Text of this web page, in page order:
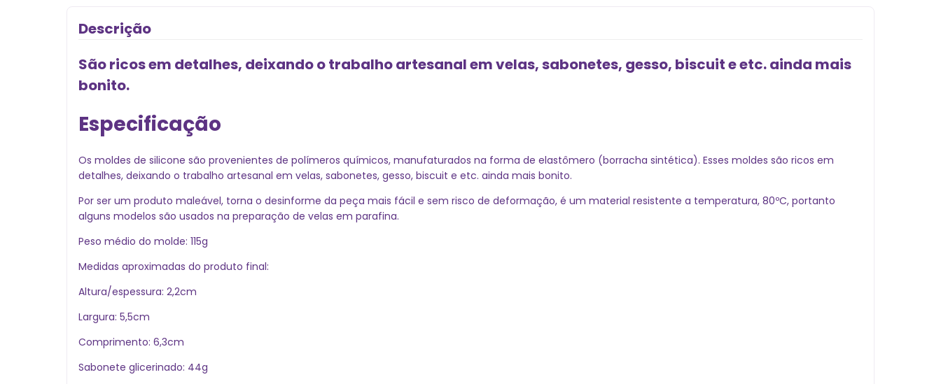
Descrição
São ricos em detalhes, deixando o trabalho artesanal em velas, sabonetes, gesso, biscuit e etc. ainda mais
bonito.
Especificação
Os moldes de silicone são provenientes de polímeros químicos, manufaturados na forma de elastômero (borracha sintética). Esses moldes são ricos em
detalhes, deixando o trabalho artesanal em velas, sabonetes, gesso, biscuit e etc. ainda mais bonito.
Por ser um produto maleável, torna o desinforme da peça mais fácil e sem risco de deformação, é um material resistente a temperatura, 80ºC, portanto
alguns modelos são usados na preparação de velas em parafina.
Peso médio do molde: 115g
Medidas aproximadas do produto final:
Altura/espessura: 2,2cm
Largura: 5,5cm
Comprimento: 6,3cm
Sabonete glicerinado: 44g